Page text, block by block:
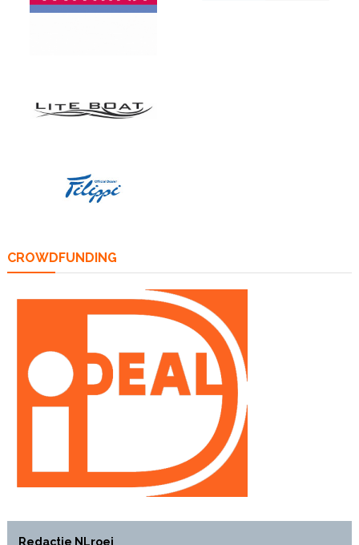
CROWDFUNDING
Redactie NLroei